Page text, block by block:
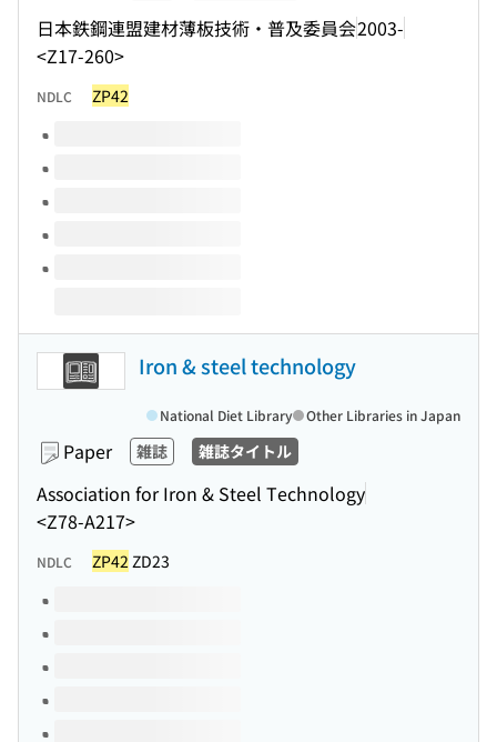
日本鉄鋼連盟建材薄板技術・普及委員会2003-
<Z17-260>
NDLC ZP42
Volumes of this title
Iron & steel technology
Paper 雑誌 雑誌タイトル
Association for Iron & Steel Technology
<Z78-A217>
National Diet Library Other Libraries in Japan
NDLC ZP42 ZD23
Volumes of this title